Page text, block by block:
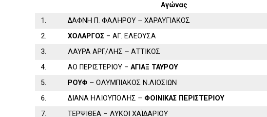
Αγώνας
1.
ΔΑΦΝΗ Π. ΦΑΛΗΡΟΥ – ΧΑΡΑΥΓΙΑΚΟΣ
2.
ΧΟΛΑΡΓΟΣ – ΑΓ. ΕΛΕΟΥΣΑ
3.
ΛΑΥΡΑ ΑΡΓ/ΛΗΣ – ΑΤΤΙΚΟΣ
4.
ΑΟ ΠΕΡΙΣΤΕΡΙΟΥ –ΑΓΙΑΞ ΤΑΥΡΟΥ
5.
ΡΟΥΦ – ΟΛΥΜΠΙΑΚΟΣ Ν.ΛΙΟΣΙΩΝ
6.
ΔΙΑΝΑ ΗΛΙΟΥΠΟΛΗΣ – ΦΟΙΝΙΚΑΣ ΠΕΡΙΣΤΕΡΙΟΥ
7.
ΤΕΡΨΙΘΕΑ – ΛΥΚΟΙ ΧΑΪΔΑΡΙΟΥ